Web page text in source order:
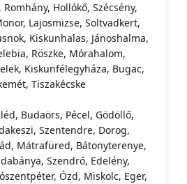
Hollókő, Szécsény,
Lajosmizse, Soltvadkert,
Kiskunhalas, Jánoshalma,
Röszke, Mórahalom,
Kiskunfélegyháza, Bugac,
Tiszakécske
Budaörs, Pécel, Gödöllő,
Szentendre, Dorog,
Mátrafüred, Bátonyterenye,
Szendrő, Edelény,
Ózd, Miskolc, Eger,